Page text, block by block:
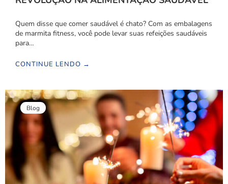
Quem disse que comer saudável é chato? Com as embalagens
de marmita fitness, você pode levar suas refeições saudáveis
para…
CONTINUE LENDO →
Blog